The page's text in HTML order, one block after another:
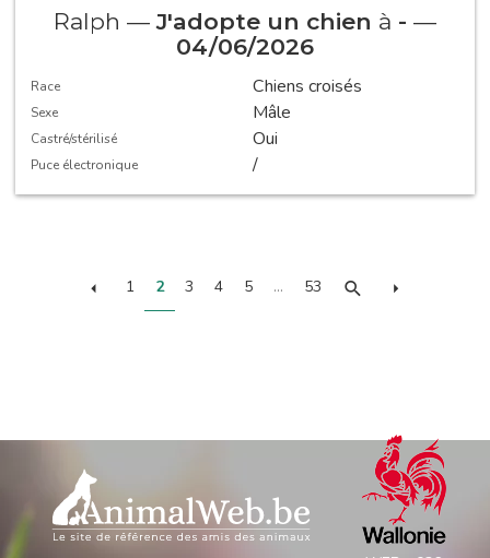
Ralph —J'adopte un chien à - —
04/06/2026
Race Chiens croisés
Sexe Mâle
Castré/stérilisé Oui
Puce électronique /
1 2 3 4 5 … 53